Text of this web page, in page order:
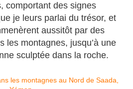
comportant des signes
je leurs parlai du trésor, et
aussitôt par des
les montagnes, jusqu’à une
sculptée dans la roche.